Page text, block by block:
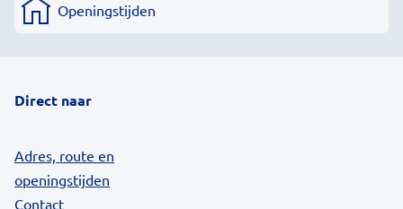
Openingstijden
Direct naar
Adres, route en
openingstijden
Contact